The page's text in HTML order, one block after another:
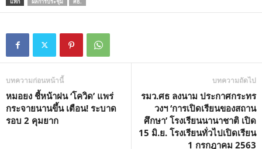
บทความก่อนหน้านี้
หมอยง ชี้หน้าฝน ‘โควิด’ แพร่
กระจายนานขึ้น เตือน! ระบาด
รอบ 2 คุมยาก
บทความถัดไป
รมว.ศธ ลงนาม ประกาศกระทร
วงฯ ‘การเปิดเรียนของสถาน
ศึกษา’ โรงเรียนนานาชาติ เปิด
15 มิ.ย. โรงเรียนทั่วไปเปิดเรียน
1 กรกฎาคม 2563